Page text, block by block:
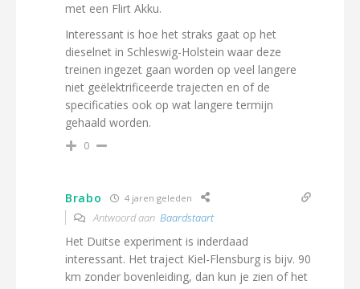
met een Flirt Akku.
Interessant is hoe het straks gaat op het
dieselnet in Schleswig-Holstein waar deze
treinen ingezet gaan worden op veel langere
niet geëlektrificeerde trajecten en of de
specificaties ook op wat langere termijn
gehaald worden.
0
Brabo 4 jaren geleden
Antwoord aan Baardstaart
Het Duitse experiment is inderdaad
interessant. Het traject Kiel-Flensburg is bijv. 90
km zonder bovenleiding, dan kun je zien of het